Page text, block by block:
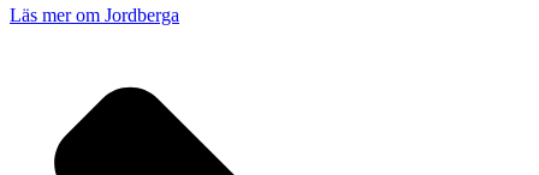
Läs mer om Jordberga